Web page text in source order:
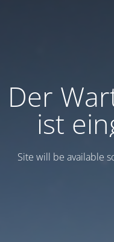
Der
ist
Site will be available